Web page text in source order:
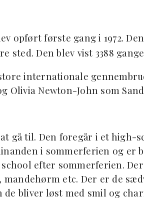
opført første gang i 1972.
Den blev vist 3388 gange
internationale
Olivia Newton-John som
gå til. Den foregår i et high-
i sommerferien og er
efter sommerferien.
mandehørm etc. Der er de
de bliver løst med smil og